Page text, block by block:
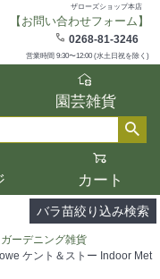
ザローズショップ本店
【お問い合わせフォーム】
0268-81-3246
営業時間 9:30〜12:00 (水土日祝を除く)
園芸雑貨
カート
バラ苗絞り込み検索
絞り込み検索が可能
当する品種のみ検索
ンドなどは1つずつ選
ーデニング雑貨
ケント＆ストー Indoor Met